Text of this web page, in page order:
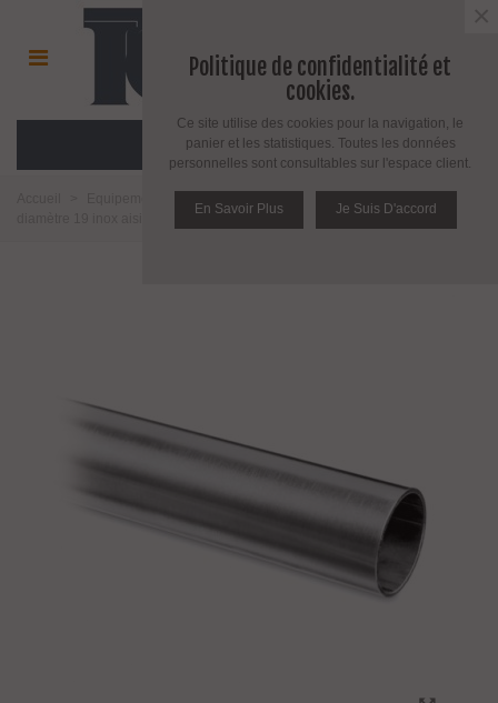
MENU
Politique de confidentialité et
cookies.
Ce site utilise des cookies pour la navigation, le
panier et les statistiques. Toutes les données
personnelles sont consultables sur l'espace client.
En Savoir Plus Je Suis D'accord